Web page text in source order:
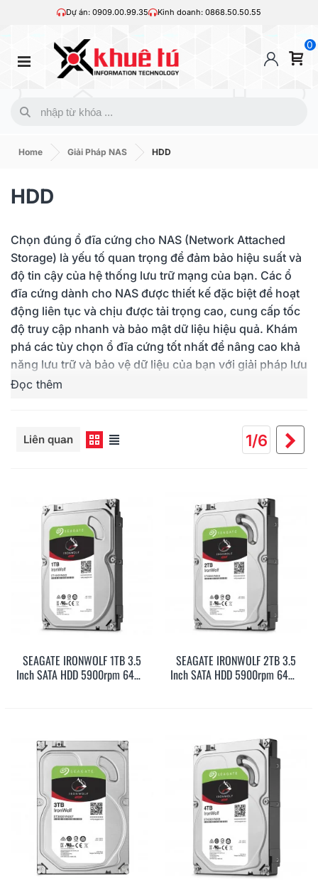
Dự án: 0909.00.99.35 Kinh doanh: 0868.50.50.55
0
Home Giải Pháp NAS HDD
HDD
Chọn đúng ổ đĩa cứng cho NAS (Network Attached
Storage) là yếu tố quan trọng để đảm bảo hiệu suất và
độ tin cậy của hệ thống lưu trữ mạng của bạn. Các ổ
đĩa cứng dành cho NAS được thiết kế đặc biệt để hoạt
động liên tục và chịu được tải trọng cao, cung cấp tốc
độ truy cập nhanh và bảo mật dữ liệu hiệu quả. Khám
phá các tùy chọn ổ đĩa cứng tốt nhất để nâng cao khả
năng lưu trữ và bảo vệ dữ liệu của bạn với giải pháp lưu
trữ mạng đáng tin cậy.
Đọc thêm
Liên quan 1/6
SEAGATE IRONWOLF 1TB 3.5
Inch SATA HDD 5900rpm 64MB
SEAGATE IRONWOLF 2TB 3.5
Inch SATA HDD 5900rpm 64MB